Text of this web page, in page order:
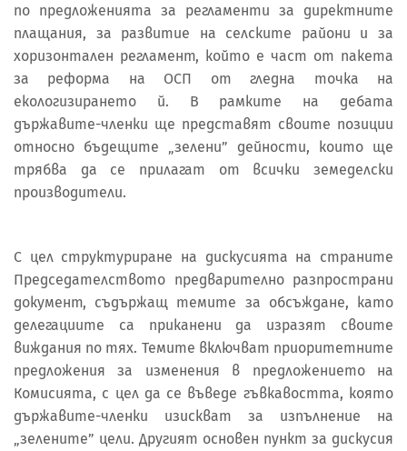
по предложенията за регламенти за директните
плащания, за развитие на селските райони и за
хоризонтален регламент, който е част от пакета
за реформа на ОСП от гледна точка на
екологизирането й. В рамките на дебата
държавите-членки ще представят своите позиции
относно бъдещите „зелени” дейности, които ще
трябва да се прилагат от всички земеделски
производители.
С цел структуриране на дискусията на страните
Председателството предварително разпространи
документ, съдържащ темите за обсъждане, като
делегациите са приканени да изразят своите
виждания по тях. Темите включват приоритетните
предложения за изменения в предложението на
Комисията, с цел да се въведе гъвкавостта, която
държавите-членки изискват за изпълнение на
„зелените” цели. Другият основен пункт за дискусия